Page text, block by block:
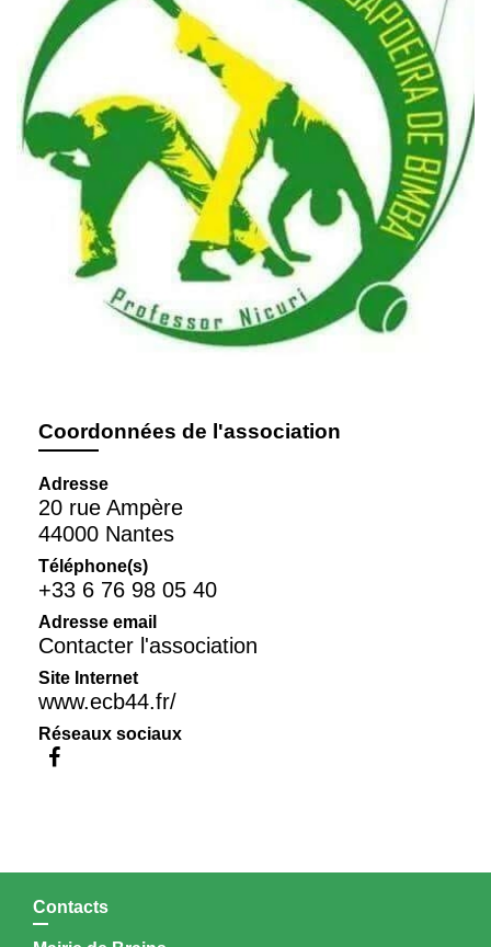
Coordonnées de l'association
Adresse
20 rue Ampère
44000 Nantes
Téléphone(s)
+33 6 76 98 05 40
Adresse email
Contacter l'association
Site Internet
www.ecb44.fr/
Réseaux sociaux
Contacts